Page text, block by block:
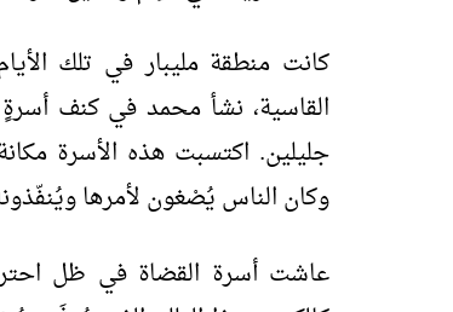
كانت منطقة مليبار في تلك
القاسية، نشأ محمد في كنف
جليلين. اكتسبت هذه الأسرة
وكان الناس يُصْغون لأمرها
عاشت أسرة القضاة في ظل